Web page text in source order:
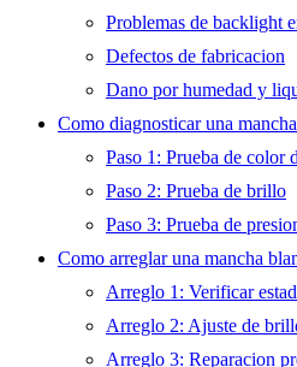
Problemas de backlight
Defectos de fabricacion
Dano por humedad y
Como diagnosticar una
Paso 1: Prueba de color
Paso 2: Prueba de brillo
Paso 3: Prueba de
Como arreglar una mancha
Arreglo 1: Verificar
Arreglo 2: Ajuste de
Arreglo 3: Reparacion